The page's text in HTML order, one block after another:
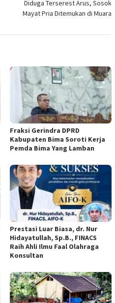
Diduga Terserest Arus, Sosok
Mayat Pria Ditemukan di Muara
Fraksi Gerindra DPRD
Kabupaten Bima Soroti Kerja
Pemda Bima Yang Lamban
Prestasi Luar Biasa, dr. Nur
Hidayatullah, Sp.B., FINACS
Raih Ahli Ilmu Faal Olahraga
Konsultan